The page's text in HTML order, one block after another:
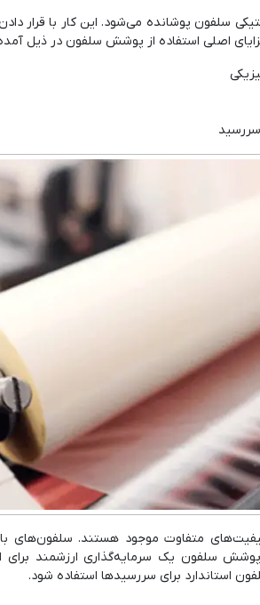
سلفون پوشانده می‌شود. این کار با قرار
اصلی استفاده از پوشش سلفون در ذیل
متفاوت موجود هستند. سلفون‌های
سلفون یک سرمایه‌گذاری ارزشمند برای
استاندارد برای سررسیدها استفاده شود.